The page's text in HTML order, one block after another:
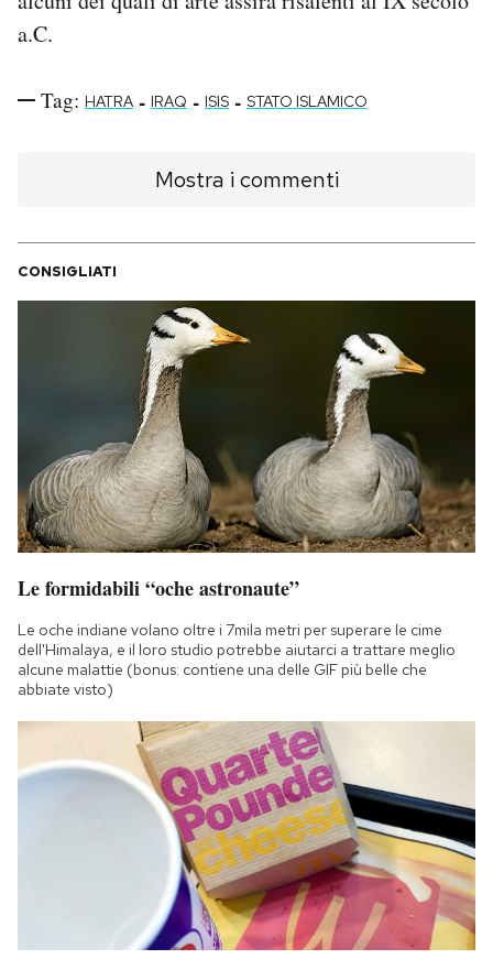
a.C.
Tag: HATRA - IRAQ - ISIS - STATO ISLAMICO
Mostra i commenti
CONSIGLIATI
Le formidabili “oche astronaute”
Le oche indiane volano oltre i 7mila metri per superare le cime
dell'Himalaya, e il loro studio potrebbe aiutarci a trattare meglio
alcune malattie (bonus: contiene una delle GIF più belle che
abbiate visto)